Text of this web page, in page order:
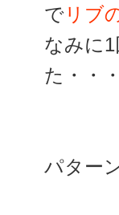
でリブ
なみに
た・・・
パター